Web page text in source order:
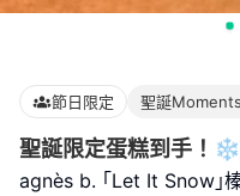
節日限定 聖誕Moments
聖誕限定蛋糕到手！
agnès b. ｢Let It Snow｣